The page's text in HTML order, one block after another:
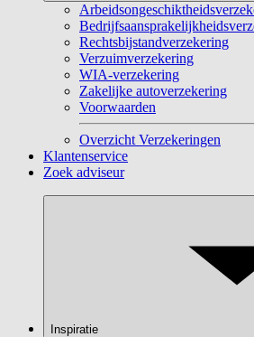
Rechtsbijstandverzekering
Verzuimverzekering
WIA-verzekering
Zakelijke autoverzekering
Voorwaarden
Overzicht Verzekeringen
Klantenservice
Zoek adviseur
Inspiratie